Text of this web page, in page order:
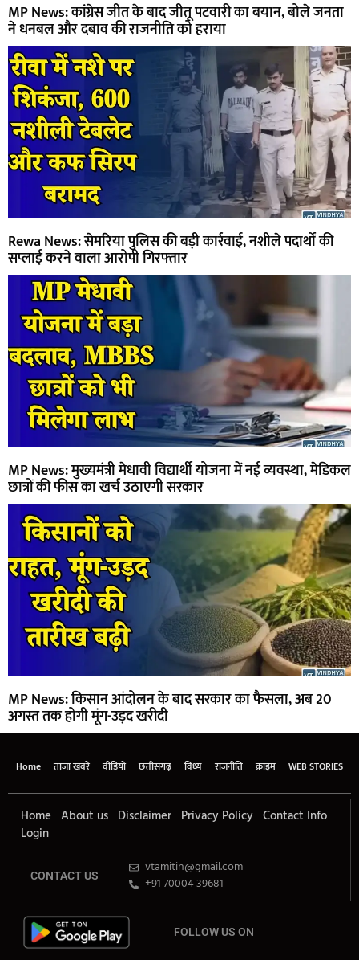
MP News: कांग्रेस जीत के बाद जीतू पटवारी का बयान, बोले जनता
ने धनबल और दबाव की राजनीति को हराया
Rewa News: सेमरिया पुलिस की बड़ी कार्रवाई, नशीले पदार्थों की
सप्लाई करने वाला आरोपी गिरफ्तार
MP News: मुख्यमंत्री मेधावी विद्यार्थी योजना में नई व्यवस्था, मेडिकल
छात्रों की फीस का खर्च उठाएगी सरकार
MP News: किसान आंदोलन के बाद सरकार का फैसला, अब 20
अगस्त तक होगी मूंग-उड़द खरीदी
Home ताजा खबरें वीडियो छत्तीसगढ़ विंध्य राजनीति क्राइम WEB STORIES
Home About us Disclaimer Privacy Policy Contact Info
Login
CONTACT US
vtamitin@gmail.com
+91 70004 39681
FOLLOW US ON